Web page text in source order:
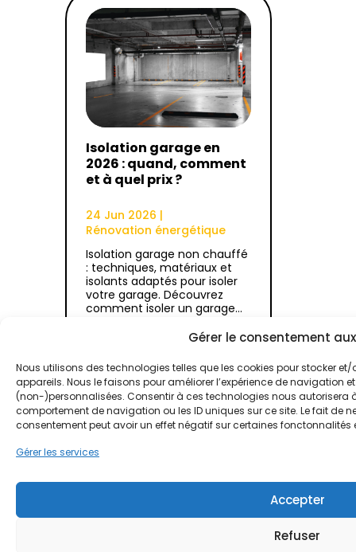
Gérer le consentement
Nous utilisons des technologies telles que les cookies pour stocker
appareils. Nous le faisons pour améliorer l’expérience de navigation
(non-)personnalisées. Consentir à ces technologies nous autorisera
comportement de navigation ou les ID uniques sur ce site. Le fait de
consentement peut avoir un effet négatif sur certaines fonctonnalités
Gérer les services
Accepter
Refuser
Isolation garage en
2026 : quand, comment
et à quel prix ?
24 Jun 2026 |
Rénovation énergétique
Isolation garage non chauffé
: techniques, matériaux et
isolants adaptés pour isoler
votre garage. Découvrez
comment isoler un garage…